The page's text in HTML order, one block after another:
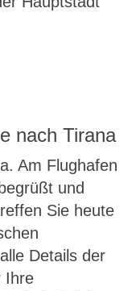
nach Tirana
Am Flughafen
und
Sie heute
Details der
Ihre